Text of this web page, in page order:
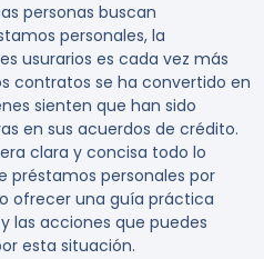
personas buscan
personales, la
usurarios es cada vez más
contratos se ha convertido en
sienten que han sido
en sus acuerdos de crédito.
clara y concisa todo lo
préstamos personales por
ofrecer una guía práctica
las acciones que puedes
esta situación.